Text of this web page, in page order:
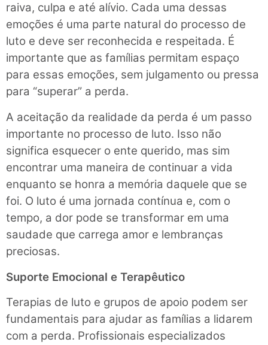
raiva, culpa e até alívio. Cada uma dessas
emoções é uma parte natural do processo de
luto e deve ser reconhecida e respeitada. É
importante que as famílias permitam espaço
para essas emoções, sem julgamento ou pressa
para “superar” a perda.
A aceitação da realidade da perda é um passo
importante no processo de luto. Isso não
significa esquecer o ente querido, mas sim
encontrar uma maneira de continuar a vida
enquanto se honra a memória daquele que se
foi. O luto é uma jornada contínua e, com o
tempo, a dor pode se transformar em uma
saudade que carrega amor e lembranças
preciosas.
Suporte Emocional e Terapêutico
Terapias de luto e grupos de apoio podem ser
fundamentais para ajudar as famílias a lidarem
com a perda. Profissionais especializados